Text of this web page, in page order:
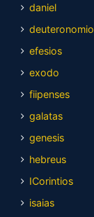
daniel
deuteronomio
efesios
exodo
fiipenses
galatas
genesis
hebreus
ICorintios
isaias